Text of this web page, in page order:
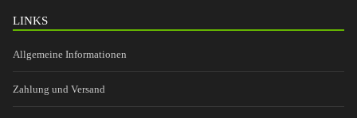
LINKS
Allgemeine Informationen
Zahlung und Versand